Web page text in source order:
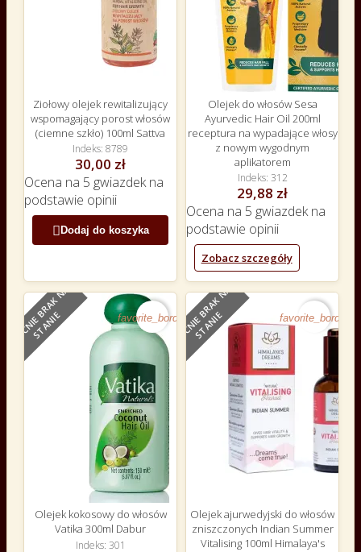
Ziołowy olejek rewitalizujący
wspomagający porost włosów
(ciemne szkło) 100ml Sattva
Indeks 8789
30,00 zł
Ocena na 5 gwiazdek na
podstawie opinii
 Dodaj do koszyka
Olejek do włosów Sesa
Ayurvedic Hair Oil 200ml
receptura na wypadające włosy
z nowym wygodnym
aplikatorem
Indeks 312
29,88 zł
Ocena na 5 gwiazdek na
podstawie opinii
Zobacz szczegóły
O
B
E
C
N
I
E
B
R
A
K
N
A
S
T
A
N
I
E favorite_border
Olejek kokosowy do włosów
Vatika 300ml Dabur
Indeks 301
O
B
E
C
N
I
E
B
R
A
K
N
A
S
T
A
N
I
E favorite_border
Olejek ajurwedyjski do włosów
zniszczonych Indian Summer
Vitalising 100ml Himalaya's